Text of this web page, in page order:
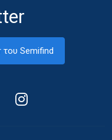
Semifind